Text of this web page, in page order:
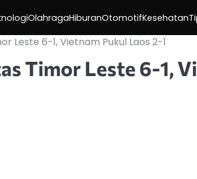
OlahragaHiburanOtomotifKesehatan
Leste 6-1, Vietnam Pukul Laos 2-1
Timor Leste 6-1,